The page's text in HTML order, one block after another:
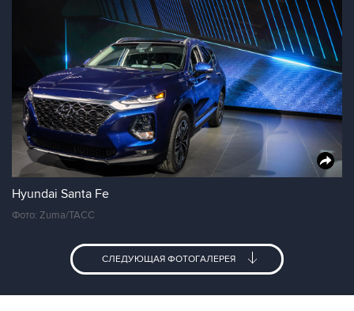
Hyundai Santa Fe
Фото: Zuma/ТАСС
СЛЕДУЮЩАЯ ФОТОГАЛЕРЕЯ